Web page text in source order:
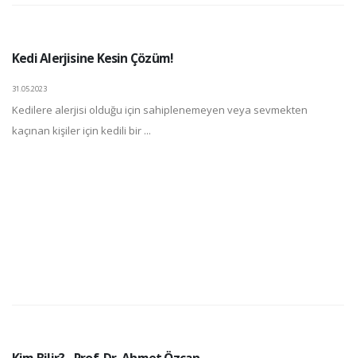
Kedi Alerjisine Kesin Çözüm!
31.05.2023
Kedilere alerjisi olduğu için sahiplenemeyen veya sevmekten
kaçınan kişiler için kedili bir ...